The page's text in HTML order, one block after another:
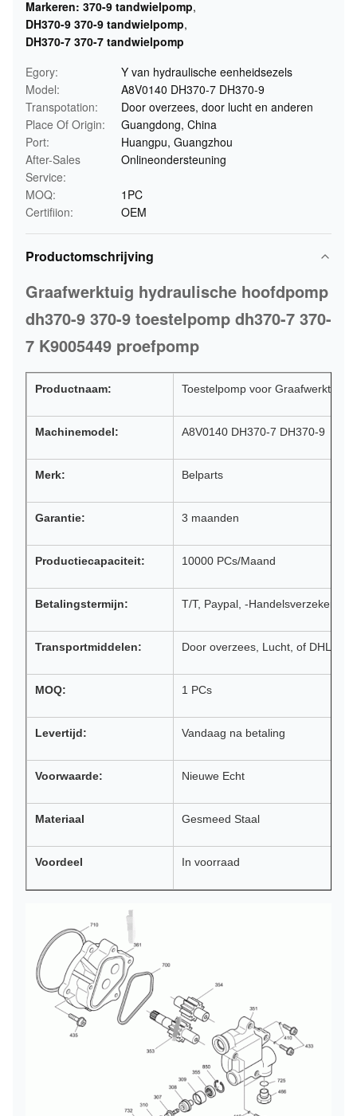
Markeren: 370-9 tandwielpomp,
DH370-9 370-9 tandwielpomp,
DH370-7 370-7 tandwielpomp
Egory:
Y van hydraulische eenheidsezels
Model:
A8V0140 DH370-7 DH370-9
Transpotation:
Door overzees, door lucht en anderen
Place Of Origin:
Guangdong, China
Port:
Huangpu, Guangzhou
After-Sales
Service:
Onlineondersteuning
MOQ:
1PC
Certifiion:
OEM
Productomschrijving
Graafwerktuig hydraulische hoofdpomp
dh370-9 370-9 toestelpomp dh370-7 370-
7 K9005449 proefpomp
Productnaam: Toestelpomp voor Graafwerktuig
Machinemodel: A8V0140 DH370-7 DH370-9
Merk: Belparts
Garantie: 3 maanden
Productiecapaciteit: 10000 PCs/Maand
Betalingstermijn: T/T, Paypal, -Handelsverzekering
Transportmiddelen: Door overzees, Lucht, of DHL/
MOQ: 1 PCs
Levertijd: Vandaag na betaling
Voorwaarde: Nieuwe Echt
Materiaal Gesmeed Staal
Voordeel In voorraad